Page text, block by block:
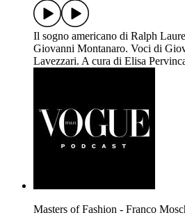
Il sogno americano di Ralph
Giovanni Montanaro. Voci di
Lavezzari. A cura di Elisa
Masters of Fashion - Franco